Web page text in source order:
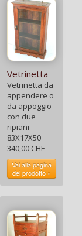
Vetrinetta
Vetrinetta da
appendere o
da appoggio
con due
ripiani
83X17X50
340,00 CHF
Vai alla pagina
del prodotto »